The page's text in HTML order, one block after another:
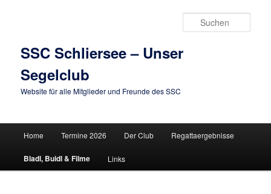
SSC Schliersee – Unser
Segelclub
Website für alle Mitglieder und Freunde des SSC
Home Termine 2026 Der Club Regattaergebnisse
Bladl, Buidl & Filme Links